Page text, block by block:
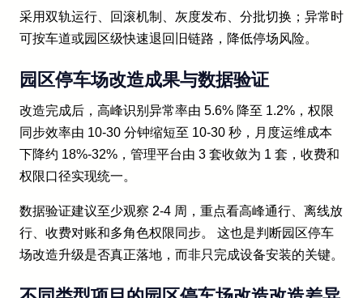
采用双轨运行、回滚机制、灰度发布、分批切换；异常时
可按车道或园区级快速退回旧链路，降低停场风险。
园区停车场改造成果与数据验证
改造完成后，高峰识别异常率由 5.6% 降至 1.2%，权限
同步效率由 10-30 分钟缩短至 10-30 秒，月度运维成本
下降约 18%-32%，管理平台由 3 套收敛为 1 套，收费和
权限口径实现统一。
数据验证建议至少观察 2-4 周，重点看高峰通行、离线放
行、收费对账和多角色权限同步。 这也是判断园区停车
场改造升级是否真正落地，而非只完成设备安装的关键。